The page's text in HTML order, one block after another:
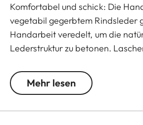
Komfortabel und schick: Die
vegetabil gegerbtem Rindsleder
Handarbeit veredelt, um die
Lederstruktur zu betonen.
Kratzern.
Mehr lesen